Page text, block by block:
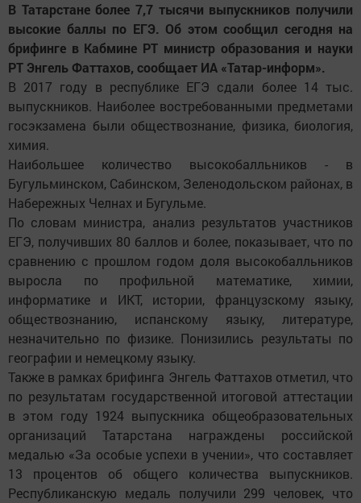
В Татарстане более 7,7 тысячи выпускников получили
высокие баллы по ЕГЭ. Об этом сообщил сегодня на
брифинге в Кабмине РТ министр образования и науки
РТ Энгель Фаттахов, сообщает ИА «Татар-информ».
В 2017 году в республике ЕГЭ сдали более 14 тыс.
выпускников. Наиболее востребованными предметами
госэкзамена были обществознание, физика, биология,
химия.
Наибольшее количество высокобалльников - в
Бугульминском, Сабинском, Зеленодольском районах, в
Набережных Челнах и Бугульме.
По словам министра, анализ результатов участников
ЕГЭ, получивших 80 баллов и более, показывает, что по
сравнению с прошлом годом доля высокобалльников
выросла по профильной математике, химии,
информатике и ИКТ, истории, французскому языку,
обществознанию, испанскому языку, литературе,
незначительно по физике. Понизились результаты по
географии и немецкому языку.
Также в рамках брифинга Энгель Фаттахов отметил, что
по результатам государственной итоговой аттестации
в этом году 1924 выпускника общеобразовательных
организаций Татарстана награждены российской
медалью «За особые успехи в учении», что составляет
13 процентов об общего количества выпускников.
Республиканскую медаль получили 299 человек, что